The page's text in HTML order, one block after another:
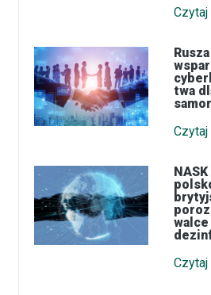
Czytaj
twa
Czytaj
walce
Czytaj